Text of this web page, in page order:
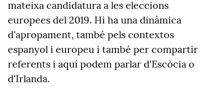
mateixa candidatura a les eleccions
europees del 2019. Hi ha una dinàmica
d'apropament, també pels contextos
espanyol i europeu i també per compartir
referents i aquí podem parlar d'Escòcia o
d'Irlanda.